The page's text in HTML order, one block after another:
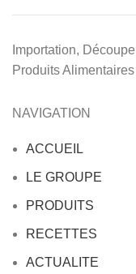
Importation,
Produits
NAVIGATION
ACCUEIL
LE GROUPE
PRODUITS
RECETTES
ACTUALITE